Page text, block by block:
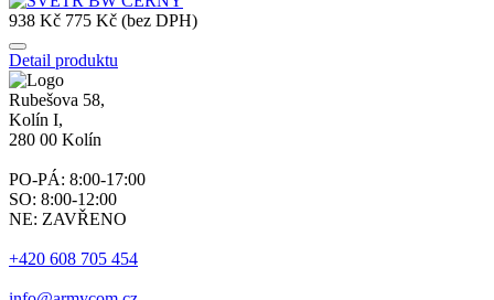
938 Kč 775 Kč (bez DPH)
Detail produktu
Rubešova 58,
Kolín I,
280 00 Kolín
PO-PÁ: 8:00-17:00
SO: 8:00-12:00
NE: ZAVŘENO
+420 608 705 454